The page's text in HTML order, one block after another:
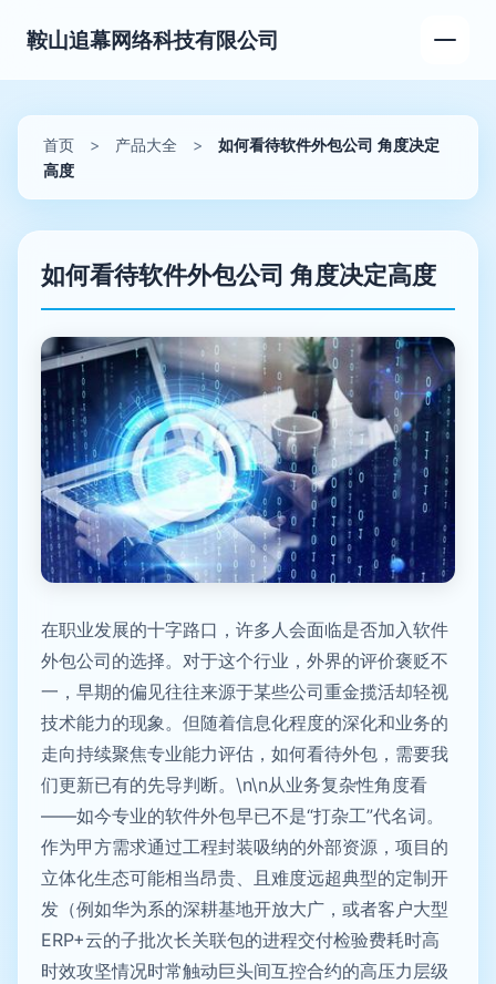
鞍山追幕网络科技有限公司
首页 > 产品大全 >
如何看待软件外包公司 角度决定
高度
如何看待软件外包公司 角度决定高度
在职业发展的十字路口，许多人会面临是否加入软件
外包公司的选择。对于这个行业，外界的评价褒贬不
一，早期的偏见往往来源于某些公司重金揽活却轻视
技术能力的现象。但随着信息化程度的深化和业务的
走向持续聚焦专业能力评估，如何看待外包，需要我
们更新已有的先导判断。\n\n从业务复杂性角度看
——如今专业的软件外包早已不是“打杂工”代名词。
作为甲方需求通过工程封装吸纳的外部资源，项目的
立体化生态可能相当昂贵、且难度远超典型的定制开
发（例如华为系的深耕基地开放大广，或者客户大型
ERP+云的子批次长关联包的进程交付检验费耗时高
时效攻坚情况时常触动巨头间互控合约的高压力层级